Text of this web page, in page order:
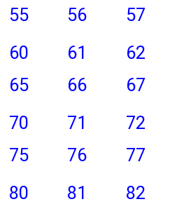
55
56 57
60
61 62
65
66 67
70
71 72
75
76 77
80
81 82